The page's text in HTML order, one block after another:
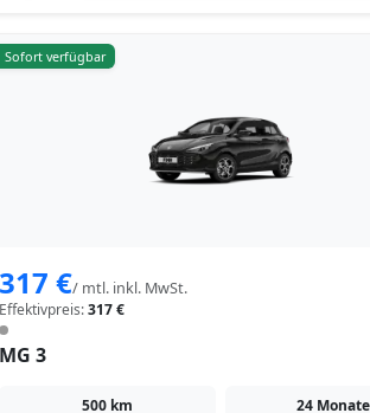
Sofort verfügbar
317 €/ mtl. inkl. MwSt.
Effektivpreis:317 €
MG 3
500 km 24 Monate